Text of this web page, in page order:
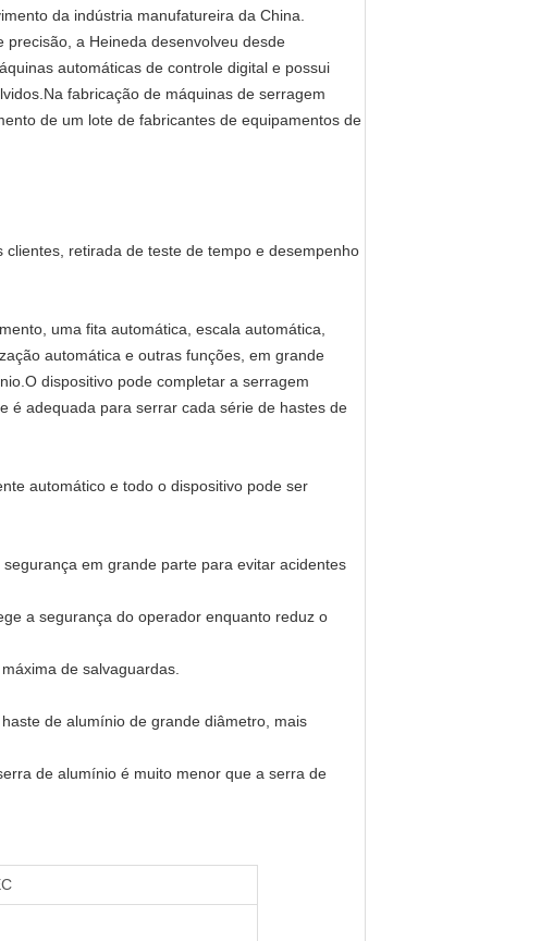
da indústria manufatureira da China.
a Heineda desenvolveu desde
automáticas de controle digital e possui
fabricação de máquinas de serragem
de um lote de fabricantes de equipamentos de
retirada de teste de tempo e desempenho
uma fita automática, escala automática,
automática e outras funções, em grande
dispositivo pode completar a serragem
é adequada para serrar cada série de hastes de
automático e todo o dispositivo pode ser
em grande parte para evitar acidentes
a segurança do operador enquanto reduz o
de salvaguardas.
de alumínio de grande diâmetro, mais
de alumínio é muito menor que a serra de